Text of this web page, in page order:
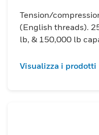
Tension/
(English threads).
lb, & 150,000 lb
Visualizza i prodotti